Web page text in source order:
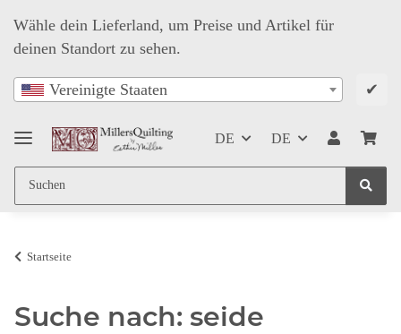
Wähle dein Lieferland, um Preise und Artikel für
deinen Standort zu sehen.
Vereinigte Staaten ✔
DE DE
Startseite
Suche nach: seide